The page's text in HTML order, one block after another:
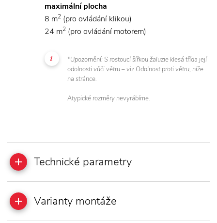
maximální plocha
8 m2 (pro ovládání klikou)
24 m2 (pro ovládání motorem)
*Upozornění: S rostoucí šířkou žaluzie klesá třída její
odolnosti vůči větru – viz Odolnost proti větru, níže
na stránce.
Atypické rozměry nevyrábíme.
Technické parametry
Varianty montáže